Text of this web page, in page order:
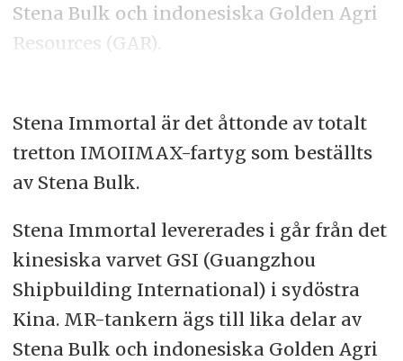
Stena Bulk och indonesiska Golden Agri
Resources (GAR).
Stena Immortal är det åttonde av totalt
tretton IMOIIMAX-fartyg som beställts
av Stena Bulk.
Stena Immortal levererades i går från det
kinesiska varvet GSI (Guangzhou
Shipbuilding International) i sydöstra
Kina. MR-tankern ägs till lika delar av
Stena Bulk och indonesiska Golden Agri